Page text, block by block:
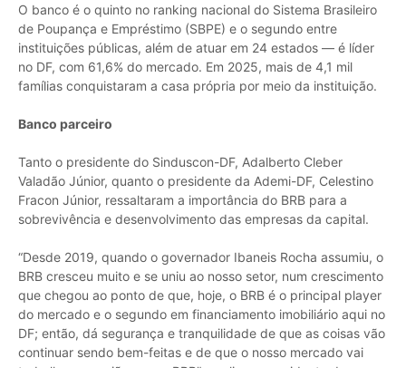
O banco é o quinto no ranking nacional do Sistema Brasileiro
de Poupança e Empréstimo (SBPE) e o segundo entre
instituições públicas, além de atuar em 24 estados — é líder
no DF, com 61,6% do mercado. Em 2025, mais de 4,1 mil
famílias conquistaram a casa própria por meio da instituição.
Banco parceiro
Tanto o presidente do Sinduscon-DF, Adalberto Cleber
Valadão Júnior, quanto o presidente da Ademi-DF, Celestino
Fracon Júnior, ressaltaram a importância do BRB para a
sobrevivência e desenvolvimento das empresas da capital.
“Desde 2019, quando o governador Ibaneis Rocha assumiu, o
BRB cresceu muito e se uniu ao nosso setor, num crescimento
que chegou ao ponto de que, hoje, o BRB é o principal player
do mercado e o segundo em financiamento imobiliário aqui no
DF; então, dá segurança e tranquilidade de que as coisas vão
continuar sendo bem-feitas e de que o nosso mercado vai